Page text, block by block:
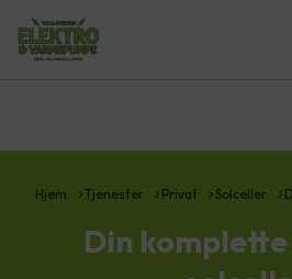
Hjem Tjenester Privat Solceller
Din